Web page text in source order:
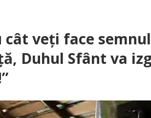
cât veţi face
Duhul Sfânt va